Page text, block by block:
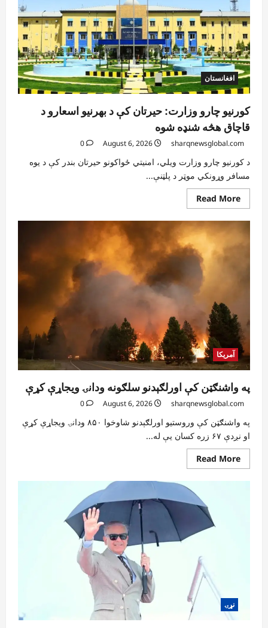
د
پوځي
اقدام
پر
ځای
غوره
بولي
افغانستان
کورنیو چارو وزارت: حیرتان کې د بهرنیو اسعارو د
قاچاق هڅه شنډه شوه
sharqnewsglobal.com
0
د کورنیو چارو وزارت ویلي، امنیتي ځواکونو حیرتان بندر کې د یوه
مسافر وړونکي موټر د پلټنې...
Read More
more
کورنیو
چارو
وزارت:
حیرتان
کې
اسعارو
شنډه
شوه
آمریکا
په واشنګټن کې اورلګېدنو سلګونه ودانۍ ویجاړې کړې
sharqnewsglobal.com
0
په واشنګټن کې وروستیو اورلګېدنو شاوخوا ۸۵۰ ودانۍ ویجاړې کړې
او نږدې ۶۷ زره کسان یې له...
Read More
more
په
واشنګټن
کې
اورلګېدنو
سلګونه
ویجاړې
کړې
نړۍ